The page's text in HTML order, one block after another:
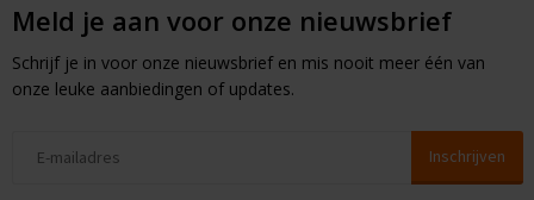
Meld je aan voor onze nieuwsbrief
Schrijf je in voor onze nieuwsbrief en mis nooit meer één van
onze leuke aanbiedingen of updates.